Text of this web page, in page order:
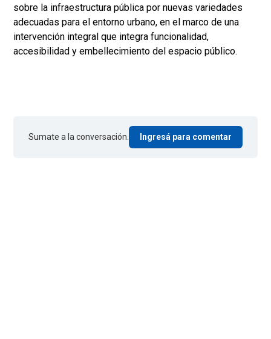
sobre la infraestructura pública por nuevas variedades
adecuadas para el entorno urbano, en el marco de una
intervención integral que integra funcionalidad,
accesibilidad y embellecimiento del espacio público.
Sumate a la conversación. Ingresá para comentar